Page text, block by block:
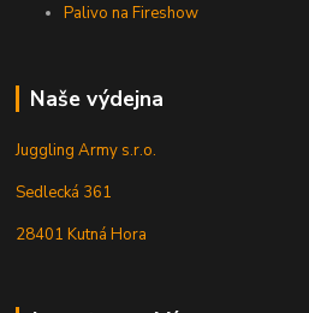
Palivo na Fireshow
Naše výdejna
Juggling Army s.r.o.
Sedlecká 361
28401 Kutná Hora